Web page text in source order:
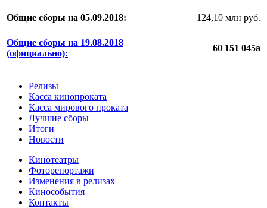
Общие сборы на 05.09.2018: 124,10 млн руб.
Общие сборы на 19.08.2018
(официально):
60 151 045a
Релизы
Касса кинопроката
Касса мирового проката
Лучшие сборы
Итоги
Новости
Кинотеатры
Фоторепортажи
Изменения в релизах
Кинособытия
Контакты